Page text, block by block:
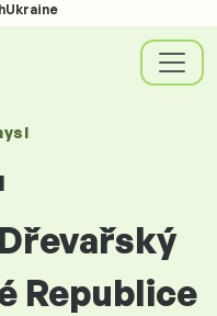
Republice